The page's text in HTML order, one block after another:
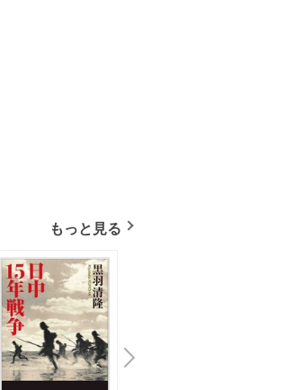
もっと見る
N
e
x
t